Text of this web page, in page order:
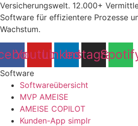
Versicherungswelt. 12.000+
Software für effizientere Prozesse
Wachstum.
YoutubeLinkedin
Instagram
Software
Softwareübersicht
MVP AMEISE
AMEISE COPILOT
Kunden-App simplr